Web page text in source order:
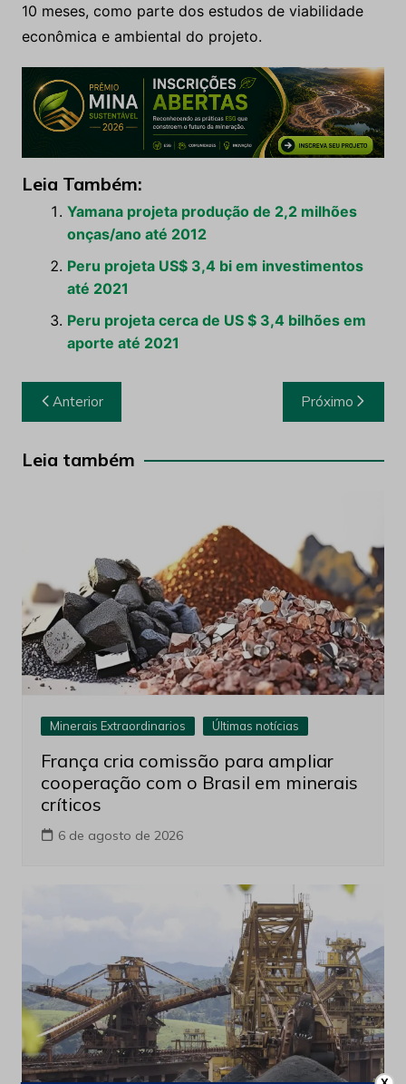
10 meses, como parte dos estudos de viabilidade
econômica e ambiental do projeto.
Leia Também:
Yamana projeta produção de 2,2 milhões
onças/ano até 2012
Peru projeta US$ 3,4 bi em investimentos
até 2021
Peru projeta cerca de US $ 3,4 bilhões em
aporte até 2021
Navegação
de
Post
Anterior Próximo
Leia também
Minerais Extraordinarios Últimas notícias
França cria comissão para ampliar
cooperação com o Brasil em minerais
críticos
6 de agosto de 2026